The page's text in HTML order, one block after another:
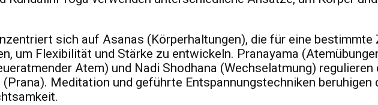
sich auf Asanas (Körperhaltungen), die für eine bestimmte
um Flexibilität und Stärke zu entwickeln. Pranayama
Atem) und Nadi Shodhana (Wechselatmung) regulieren
(Prana). Meditation und geführte Entspannungstechniken beruhigen